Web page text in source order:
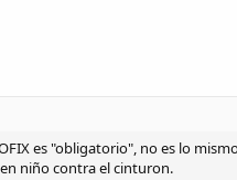
es "obligatorio", no es lo
niño contra el cinturon.